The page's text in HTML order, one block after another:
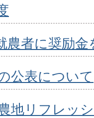
農者に奨励
公表について
地リフレッ